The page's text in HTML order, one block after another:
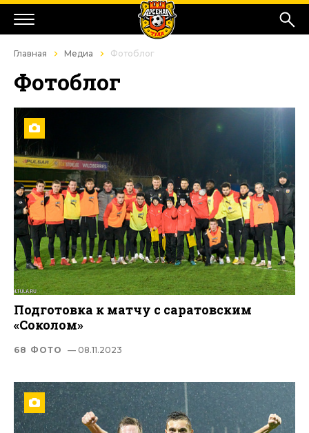
Главная Медиа Фотоблог
Фотоблог
Подготовка к матчу с саратовским
«Соколом»
68 ФОТО — 08.11.2023